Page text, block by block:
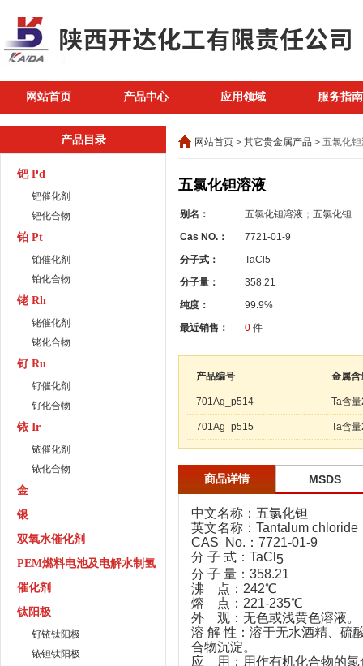
网站首页 产品中心 应用领域 服务指南
产品目录
钯 Pd
钯催化剂
钯化合物
铂 Pt
铂催化剂
铂化合物
铑 Rh
铑催化剂
铑化合物
钌 Ru
钌催化剂
钌化合物
铱 Ir
铱催化剂
铱化合物
金
银
双氧水催化剂
PEM燃料电池及电解水制氢
催化剂
钛阳极
钌铱钛阳极
铱钽钛阳极
网站首页 > 其它贵金属产品 > 五氯化
五氯化钽溶液
别名：
五氯化钽溶液；五氯化钽
Cas NO.：
7721-01-9
分子式：
TaCl5
分子量：
358.21
纯度：
99.9%
最近销售：
0 件
产品编号 金属含
701Ag_p514 Ta含
701Ag_p515 Ta含
商品详情 MSDS
中文名称：五氯化钽
英文名称：Tantalum chloride
CAS No.：7721-01-9
分 子 式：TaCl 5
分 子 量：358.21
沸 点：242℃
熔 点：221-235℃
外 观：无色或浅黄色溶液。
溶 解 性：溶于无水酒精
硫
合物沉淀。
应 用：用作有机化合物的氯